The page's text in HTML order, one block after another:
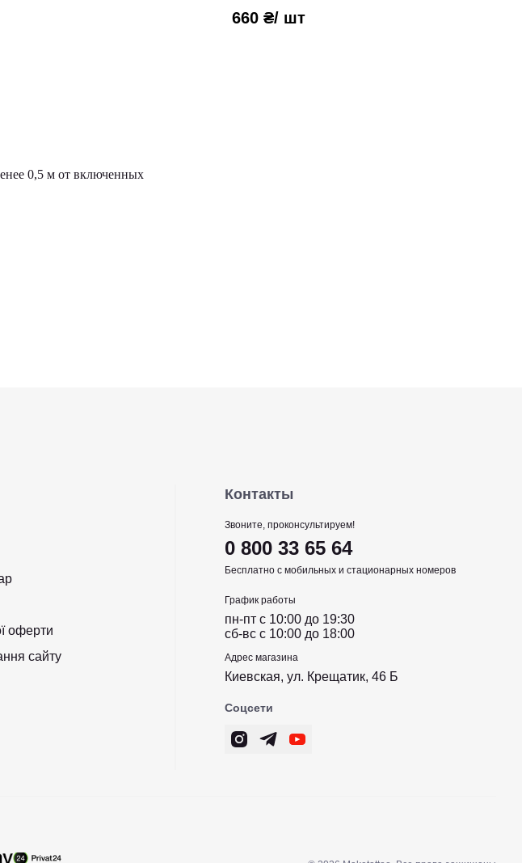
0,5 м от включенных
660 ₴/ шт
оферти
сайту
Контакты
Звоните, проконсультируем!
0 800 33 65 64
Бесплатно с мобильных и стационарных номеров
График работы
пн-пт c 10:00 до 19:30
сб-вс c 10:00 до 18:00
Адрес магазина
Киевская, ул. Крещатик, 46 Б
Соцсети